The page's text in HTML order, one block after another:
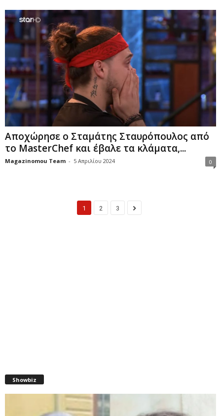
Αποχώρησε ο Σταμάτης Σταυρόπουλος από
το MasterChef και έβαλε τα κλάματα,...
Magazinomou Team - 5 Απριλίου 2024 0
1 2 3
Showbiz